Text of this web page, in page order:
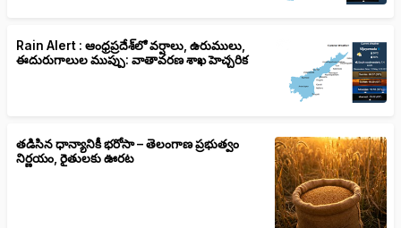
Rain Alert : ఆంధ్రప్రదేశ్‌లో వర్షాలు, ఉరుములు,
ఈదురుగాలుల ముప్పు: వాతావరణ శాఖ హెచ్చరిక
తడిసిన ధాన్యానికీ భరోసా – తెలంగాణ ప్రభుత్వం
నిర్ణయం, రైతులకు ఊరట